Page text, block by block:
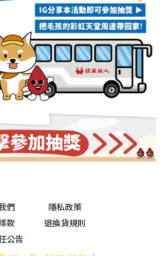
們
隱私政策
款
退換貨規則
公告